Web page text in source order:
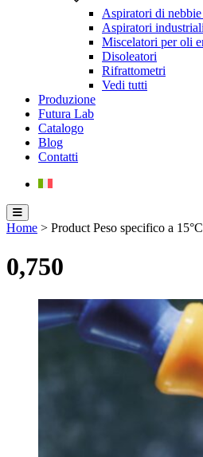
Aspiratori di nebbie
Aspiratori
Miscelatori per oli
Disoleatori
Rifrattometri
Vedi tutti
Produzione
Futura Lab
Catalogo
Blog
Contatti
Home > Product Peso specifico a
0,750